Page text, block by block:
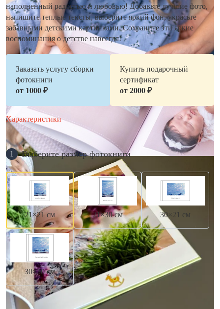
наполненный радостью и любовью! Добавьте лучшие фото,
напишите теплые тексты, выберите яркий фон, украсьте
забавными детскими картинками. Сохраните эти яркие
воспоминания о детстве навсегда!
Заказать услугу сборки
фотокниги
от 1000 ₽
Купить подарочный
сертификат
от 2000 ₽
Характеристики
1 Выберите размер фотокниги
21×21 см 21×30 см 30×21 см
30×30 см